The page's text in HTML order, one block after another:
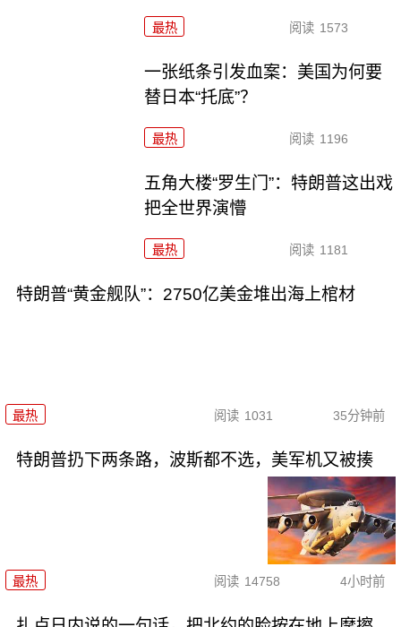
最热 阅读 1573
一张纸条引发血案：美国为何要
替日本“托底”？
最热 阅读 1196
五角大楼“罗生门”：特朗普这出戏
把全世界演懵
最热 阅读 1181
特朗普“黄金舰队”：2750亿美金堆出海上棺材
最热 阅读 1031 35分钟前
特朗普扔下两条路，波斯都不选，美军机又被揍
最热 阅读 14758 4小时前